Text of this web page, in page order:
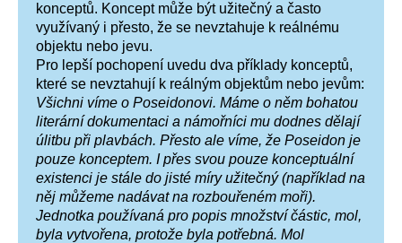
konceptů. Koncept může být užitečný a často
využívaný i přesto, že se nevztahuje k reálnému
objektu nebo jevu.
Pro lepší pochopení uvedu dva příklady konceptů,
které se nevztahují k reálným objektům nebo jevům:
Všichni víme o Poseidonovi. Máme o něm bohatou
literární dokumentaci a námořníci mu dodnes dělají
úlitbu při plavbách. Přesto ale víme, že Poseidon je
pouze konceptem. I přes svou pouze konceptuální
existenci je stále do jisté míry užitečný (například na
něj můžeme nadávat na rozbouřeném moři).
Jednotka používaná pro popis množství částic, mol,
byla vytvořena, protože byla potřebná. Mol